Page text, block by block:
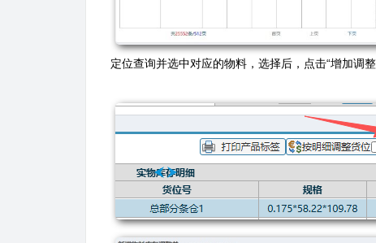
定位查询并选中对应的物料，选择后，点击“增加调